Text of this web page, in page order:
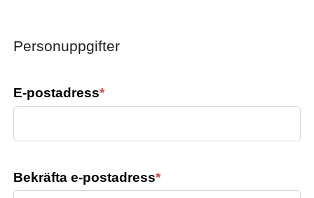
Personuppgifter
E-postadress*
Bekräfta e-postadress*